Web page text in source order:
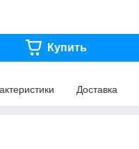
Купить
Доставка